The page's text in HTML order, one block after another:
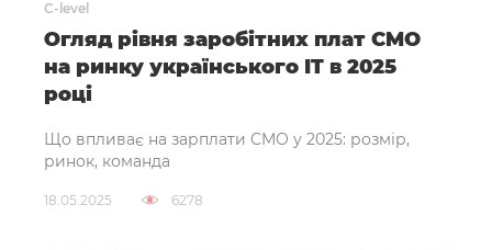
C-level
Огляд рівня заробітних плат CMO
на ринку українського IT в 2025
році
Що впливає на зарплати CMO у 2025: розмір,
ринок, команда
18.05.2025 6278